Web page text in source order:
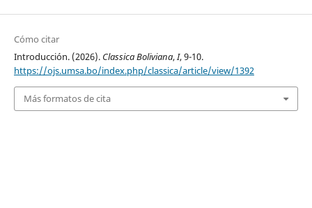
Cómo citar
Introducción. (2026). Classica Boliviana,I, 9-10.
https://ojs.umsa.bo/index.php/classica/article/view/1392
Más formatos de cita